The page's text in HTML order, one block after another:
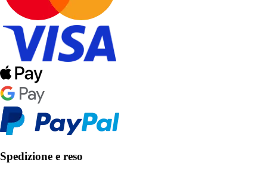
Spedizione e reso